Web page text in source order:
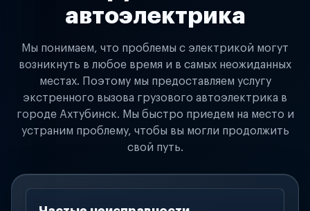
автоэлектрика
Мы понимаем, что проблемы с электрикой могут
возникнуть в любое время и в самых неожиданных
местах. Поэтому мы предоставляем услугу
экстренного вызова грузового автоэлектрика в
городе Ахтубинск. Мы быстро приедем на место и
устраним проблему, чтобы вы могли продолжить
свой путь.